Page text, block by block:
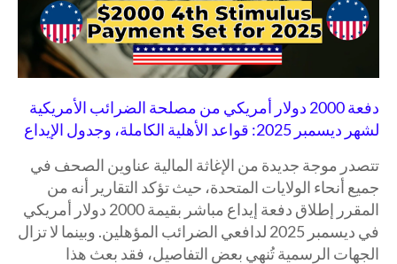
دفعة 2000 دولار أمريكي من مصلحة الضرائب الأمريكية
لشهر ديسمبر 2025: قواعد الأهلية الكاملة، وجدول الإيداع
تتصدر موجة جديدة من الإغاثة المالية عناوين الصحف في
جميع أنحاء الولايات المتحدة، حيث تؤكد التقارير أنه من
المقرر إطلاق دفعة إيداع مباشر بقيمة 2000 دولار أمريكي
في ديسمبر 2025 لدافعي الضرائب المؤهلين. وبينما لا تزال
الجهات الرسمية تُنهي بعض التفاصيل، فقد بعث هذا